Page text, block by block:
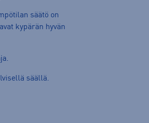
säätö on
kypärän hyvän
säällä.